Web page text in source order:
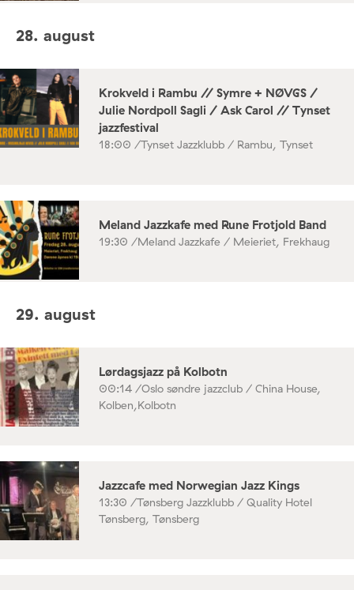
28. august
Krokveld i Rambu // Symre + NØVGS /
Julie Nordpoll Sagli / Ask Carol // Tynset
jazzfestival
18:00 /Tynset Jazzklubb / Rambu, Tynset
Meland Jazzkafe med Rune Frotjold Band
19:30 /Meland Jazzkafe / Meieriet, Frekhaug
29. august
Lørdagsjazz på Kolbotn
00:14 /Oslo søndre jazzclub / China House,
Kolben,Kolbotn
Jazzcafe med Norwegian Jazz Kings
13:30 /Tønsberg Jazzklubb / Quality Hotel
Tønsberg, Tønsberg